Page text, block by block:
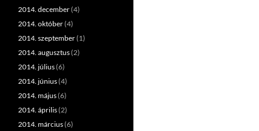
2014. december(4)
2014. október(4)
2014. szeptember(1)
2014. augusztus(2)
2014. július(6)
2014. június(4)
2014. május(6)
2014. április(2)
2014. március(6)